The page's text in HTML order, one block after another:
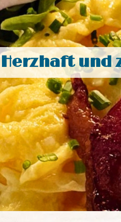
Herzhaft und